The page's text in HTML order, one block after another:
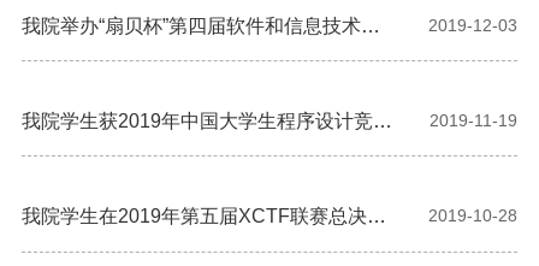
我院举办“扇贝杯”第四届软件和信息技术专
业人才大赛
2019-12-03
我院学生获2019年中国大学生程序设计竞赛
总决赛银奖
2019-11-19
我院学生在2019年第五届XCTF联赛总决赛
上夺冠
2019-10-28